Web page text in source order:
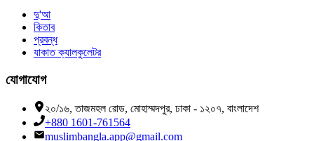
দু'আ
কিতাব
প্রবন্ধ
যাকাত ক্যালকুলেটর
যোগাযোগ
২০/১৬, তাজমহল রোড, মোহাম্মদপুর, ঢাকা - ১২০৭, বাংলাদেশ
+880 1601-761564
muslimbangla.app@gmail.com